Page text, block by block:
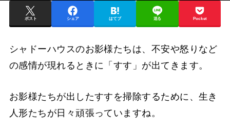
ポスト シェア はてブ 送る Pocket
シャドーハウスのお影様たちは、不安や怒りなど
の感情が現れるときに「すす」が出てきます。
お影様たちが出したすすを掃除するために、生き
人形たちが日々頑張っていますね。